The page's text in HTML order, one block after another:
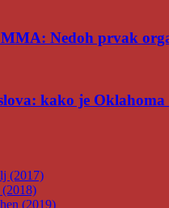
Nedoh prvak
kako je
(2017)
(2019)